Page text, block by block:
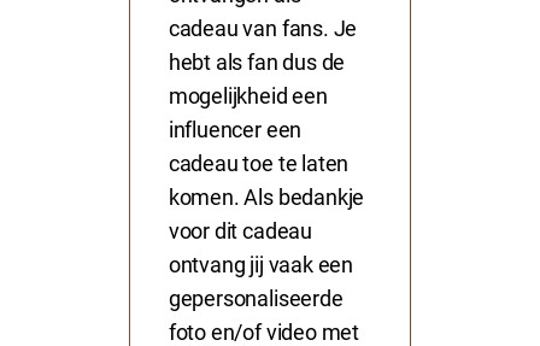
cadeau van fans. Je
hebt als fan dus de
mogelijkheid een
influencer een
cadeau toe te laten
komen. Als bedankje
voor dit cadeau
ontvang jij vaak een
gepersonaliseerde
foto en/of video met